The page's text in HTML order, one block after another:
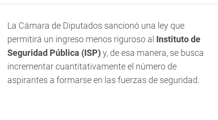
La Cámara de Diputados sancionó una ley que
permitirá un ingreso menos riguroso al Instituto de
Seguridad Pública (ISP)y, de esa manera, se busca
incrementar cuantitativamente el número de
aspirantes a formarse en las fuerzas de seguridad.